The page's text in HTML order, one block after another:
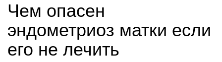
Чем опасен
эндометриоз матки если
его не лечить